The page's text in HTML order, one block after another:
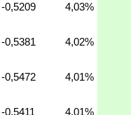
-0,5209 4,03%
-0,5381 4,02%
-0,5472 4,01%
-0,5411 4,01%